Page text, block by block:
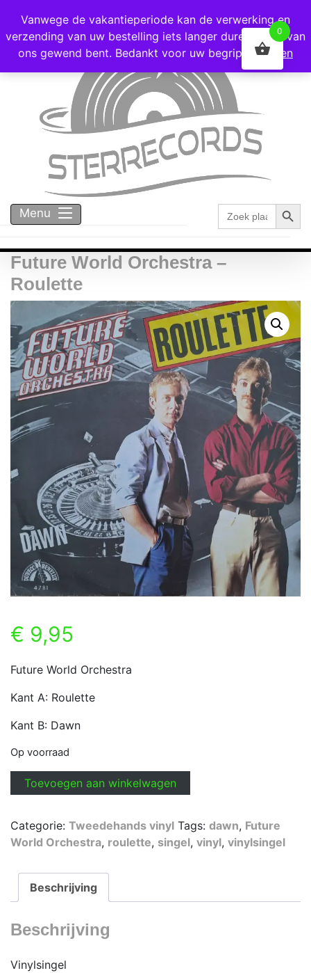
Voor 16:00 besteld = vandaag verzonden!
Menu
Zoek
naar:
Future World Orchestra –
Roulette
€ 9,95
Future World Orchestra
Kant A: Roulette
Kant B: Dawn
Op voorraad
Future
World
-
Roulette
Toevoegen aan winkelwagen
Categorie: Tweedehands vinyl Tags: dawn, Future
World Orchestra, roulette, singel, vinyl, vinylsingel
Beschrijving
Beschrijving
Vinylsingel
Vanwege de vakantieperiode kan de verwerking en
verzending van uw bestelling iets langer duren dan u van
ons gewend bent. Bedankt voor uw begrip!
Negeren
0